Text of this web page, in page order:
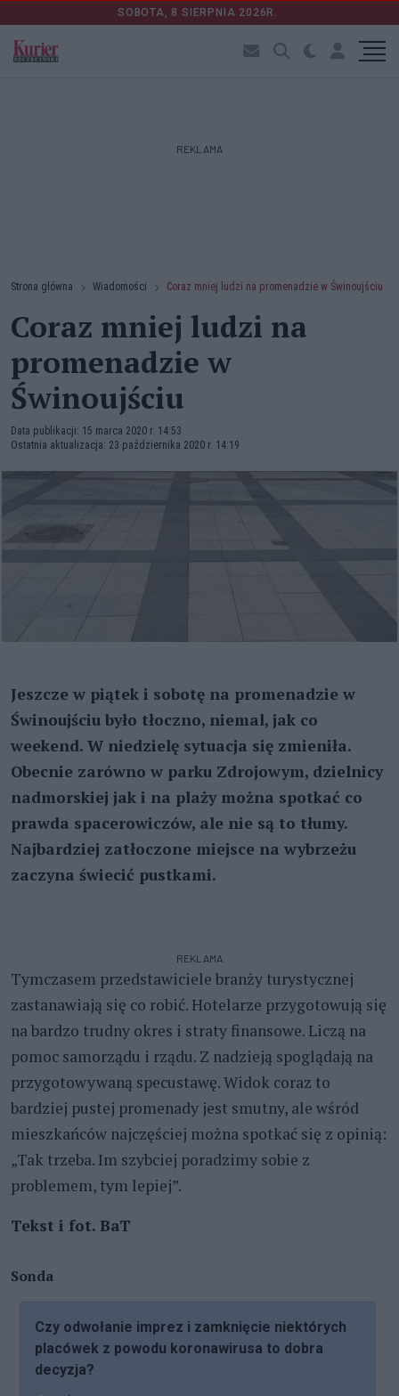
SOBOTA, 8 SIERPNIA 2026R.
REKLAMA
Strona główna Wiadomości Coraz mniej ludzi na promenadzie w Świnoujściu
Coraz mniej ludzi na
promenadzie w
Świnoujściu
Data publikacji: 15 marca 2020 r. 14:53
Ostatnia aktualizacja: 23 października 2020 r. 14:19
Jeszcze w piątek i sobotę na promenadzie w
Świnoujściu było tłoczno, niemal, jak co
weekend. W niedzielę sytuacja się zmieniła.
Obecnie zarówno w parku Zdrojowym, dzielnicy
nadmorskiej jak i na plaży można spotkać co
prawda spacerowiczów, ale nie są to tłumy.
Najbardziej zatłoczone miejsce na wybrzeżu
zaczyna świecić pustkami.
REKLAMA
Tymczasem przedstawiciele branży turystycznej
zastanawiają się co robić. Hotelarze przygotowują się
na bardzo trudny okres i straty finansowe. Liczą na
pomoc samorządu i rządu. Z nadzieją spoglądają na
przygotowywaną specustawę. Widok coraz to
bardziej pustej promenady jest smutny, ale wśród
mieszkańców najczęściej można spotkać się z opinią:
„Tak trzeba. Im szybciej poradzimy sobie z
problemem, tym lepiej”.
Tekst i fot. BaT
Sonda
Czy odwołanie imprez i zamknięcie niektórych
placówek z powodu koronawirusa to dobra
decyzja?